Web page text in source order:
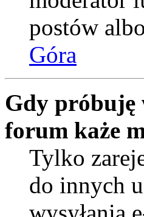
postów
Góra
Gdy próbuję
forum każe
Tylko
do innych